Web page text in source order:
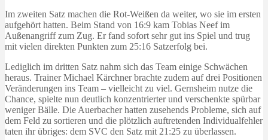
Im zweiten Satz machen die Rot-Weißen da weiter, wo sie im ersten
aufgehört hatten. Beim Stand von 16:9 kam Tobias Neef im
Außenangriff zum Zug. Er fand sofort sehr gut ins Spiel und trug
mit vielen direkten Punkten zum 25:16 Satzerfolg bei.
Lediglich im dritten Satz nahm sich das Team einige Schwächen
heraus. Trainer Michael Kärchner brachte zudem auf drei Positionen
Veränderungen ins Team – vielleicht zu viel. Gernsheim nutze die
Chance, spielte nun deutlich konzentrierter und verschenkte spürbar
weniger Bälle. Die Auerbacher hatten zusehends Probleme, sich auf
dem Feld zu sortieren und die plötzlich auftretenden Individualfehler
taten ihr übriges: dem SVC den Satz mit 21:25 zu überlassen.